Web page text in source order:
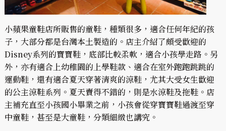
小蘋果童鞋店所販售的童鞋，種類很多，適合任何年紀的孩
子，大部分都是台灣本土製造的。店主介紹了頗受歡迎的
Disney系列的寶寶鞋，底部比較柔軟，適合小孩學走路。另
外，亦有適合上幼稚園的上學鞋款、適合在室外跑跑跳跳的
運動鞋，還有適合夏天穿著清爽的涼鞋，尤其大受女生歡迎
的公主涼鞋系列。夏天賣得不錯的，則是水涼鞋及拖鞋。店
主補充直至小孩國小畢業之前，小孩會從穿寶寶鞋過渡至穿
中童鞋，甚至是大童鞋，分類細緻也講究。